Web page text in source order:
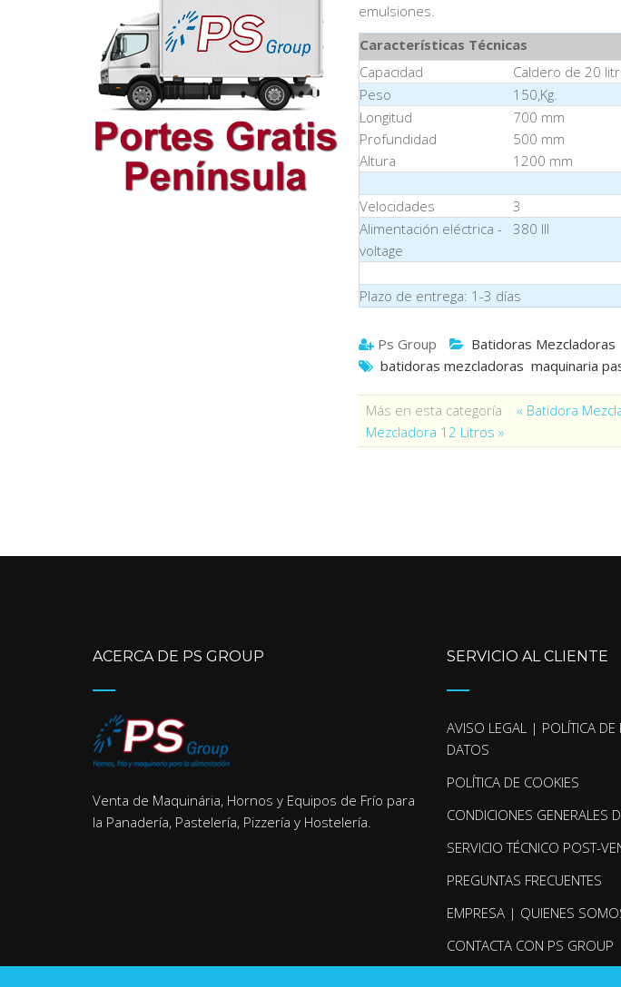
emulsiones.
Características Técnicas
Capacidad
Caldero de 20
Peso
150,Kg.
Longitud
Profundidad
Altura
700 mm
500 mm
1200 mm
Velocidades
3
Alimentación eléctrica -
voltage
380 III
Plazo de entrega: 1-3 días
Ps Group
Batidoras Mezcladoras
batidoras mezcladoras maquinaria
Más en esta categoría « Batidora
Mezcladora 12 Litros »
ACERCA DE PS GROUP
Venta de Maquinária, Hornos y Equipos de Frío para
la Panadería, Pastelería, Pizzería y Hostelería.
SERVICIO AL CLIENTE
AVISO LEGAL | POLÍTICA DE
DATOS
POLÍTICA DE COOKIES
CONDICIONES GENERALES
SERVICIO TÉCNICO POST-
PREGUNTAS FRECUENTES
EMPRESA | QUIENES
CONTACTA CON PS GROUP